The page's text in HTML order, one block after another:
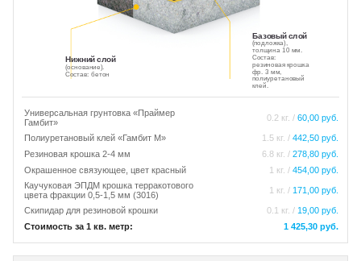
Нижний слой
(основание).
Состав: бетон
Базовый слой
(подложка),
толщина 10 мм.
Состав:
резиновая крошка
фр. 3 мм,
полиуретановый
клей.
Универсальная грунтовка «Праймер
Гамбит»
0.2 кг. / 60,00 руб.
Полиуретановый клей «Гамбит М» 1.5 кг. / 442,50 руб.
Резиновая крошка 2-4 мм
6.8 кг. / 278,80 руб.
Окрашенное связующее, цвет красный
1 кг. / 454,00 руб.
Каучуковая ЭПДМ крошка терракотового
цвета фракции 0,5-1,5 мм (3016)
1 кг. / 171,00 руб.
Скипидар для резиновой крошки 0.1 кг. / 19,00 руб.
Стоимость за 1 кв. метр:
1 425,30 руб.